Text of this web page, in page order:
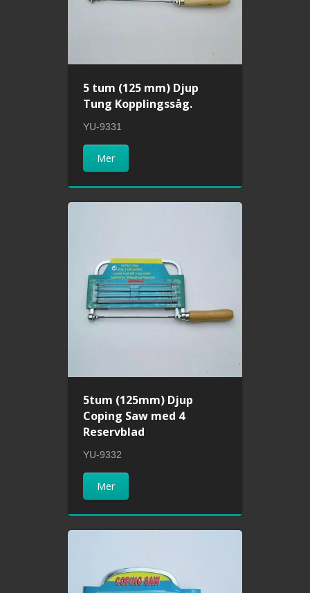
5 tum (125 mm) Djup
Tung Kopplingssåg.
YU-9331
Mer
5tum (125mm) Djup
Coping Saw med 4
Reservblad
YU-9332
Mer